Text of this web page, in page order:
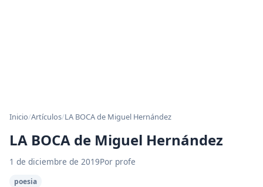
Inicio/Artículos/LA BOCA de Miguel Hernández
LA BOCA de Miguel Hernández
1 de diciembre de 2019Por profe
poesia